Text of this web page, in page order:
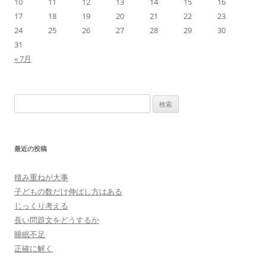
17
18 19 20 21 22
23
24
25 26 27 28 29
30
31
« 7月
索:
最近の投稿
積み重ねが大事
子どもの数だけ伸ばし方はある
じっくり考える
長い問題文をどうするか
睡眠不足
正確に解く